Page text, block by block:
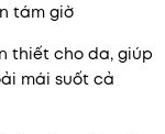
tám giờ
thiết cho da, giúp
mái suốt cả